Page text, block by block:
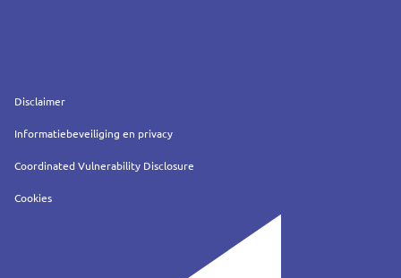
Service
Disclaimer
Informatiebeveiliging en privacy
Coordinated Vulnerability Disclosure
Cookies